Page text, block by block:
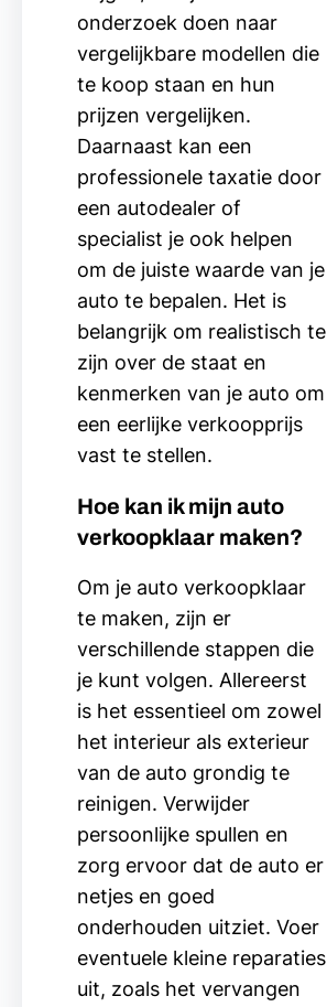
onderzoek doen naar
vergelijkbare modellen die
te koop staan en hun
prijzen vergelijken.
Daarnaast kan een
professionele taxatie door
een autodealer of
specialist je ook helpen
om de juiste waarde van je
auto te bepalen. Het is
belangrijk om realistisch te
zijn over de staat en
kenmerken van je auto om
een eerlijke verkoopprijs
vast te stellen.
Hoe kan ik mijn auto
verkoopklaar maken?
Om je auto verkoopklaar
te maken, zijn er
verschillende stappen die
je kunt volgen. Allereerst
is het essentieel om zowel
het interieur als exterieur
van de auto grondig te
reinigen. Verwijder
persoonlijke spullen en
zorg ervoor dat de auto er
netjes en goed
onderhouden uitziet. Voer
eventuele kleine reparaties
uit, zoals het vervangen